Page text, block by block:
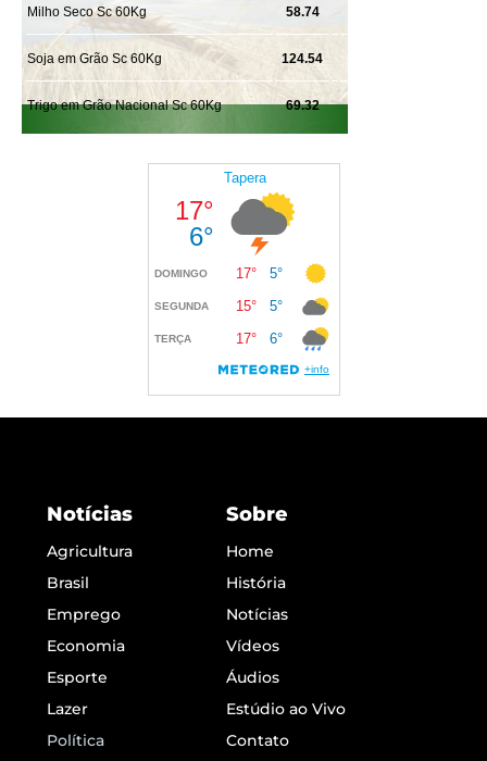
Notícias
Agricultura
Brasil
Emprego
Economia
Esporte
Lazer
Política
Sobre
Home
História
Notícias
Vídeos
Áudios
Estúdio ao Vivo
Contato